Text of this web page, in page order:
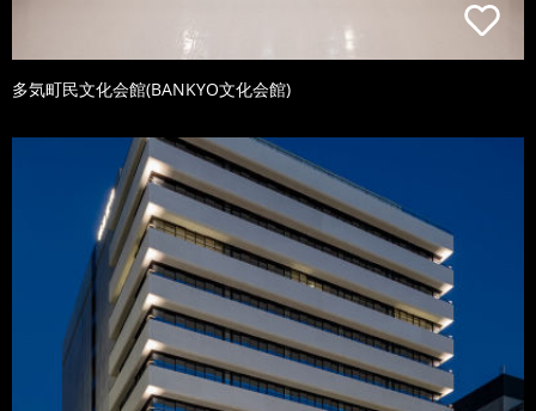
多気町民文化会館(BANKYO文化会館)